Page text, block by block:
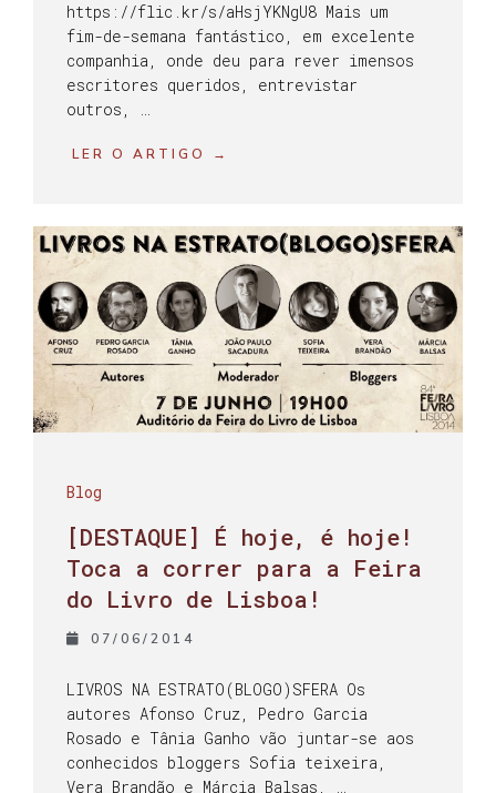
https://flic.kr/s/aHsjYKNgU8 Mais um
fim-de-semana fantástico, em excelente
companhia, onde deu para rever imensos
escritores queridos, entrevistar
outros, …
LER O ARTIGO →
Blog
[DESTAQUE] É hoje, é hoje!
Toca a correr para a Feira
do Livro de Lisboa!
07/06/2014
LIVROS NA ESTRATO(BLOGO)SFERA Os
autores Afonso Cruz, Pedro Garcia
Rosado e Tânia Ganho vão juntar-se aos
conhecidos bloggers Sofia teixeira,
Vera Brandão e Márcia Balsas, …